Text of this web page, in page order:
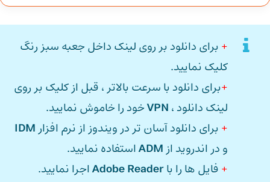
+ برای دانلود بر روی لینک داخل جعبه سبز رنگ
کلیک نمایید.
+برای دانلود با سرعت بالاتر ، قبل از کلیک بر روی
لینک دانلود ، VPNخود را خاموش نمایید.
+ برای دانلود آسان تر در ویندوز از نرم افزار IDM
و در اندروید از ADMاستفاده نمایید.
+ فایل ها را باAdobe Readerاجرا نمایید.